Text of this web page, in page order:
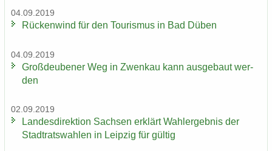
04.09.2019
Rü­cken­wind für den Tou­ris­mus in Bad Düben
04.09.2019
Groß­deu­be­ner Weg in Zwenkau kann aus­ge­baut wer­
den
02.09.2019
Lan­des­di­rek­ti­on Sach­sen er­klärt Wahl­er­geb­nis der
Stadt­rats­wah­len in Leip­zig für gül­tig